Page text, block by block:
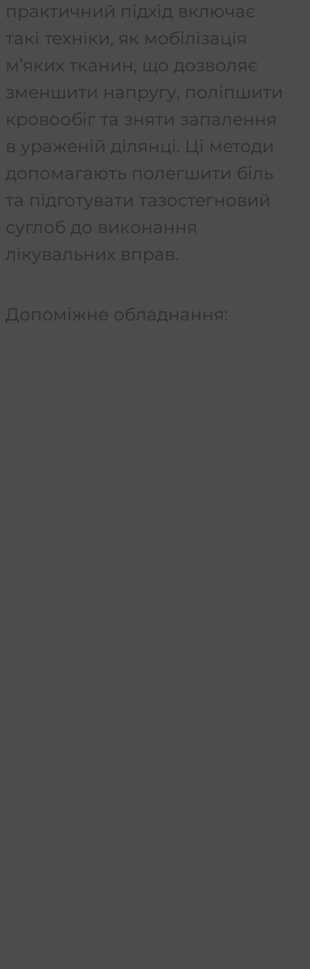
практичний підхід включає
такі техніки, як мобілізація
м’яких тканин, що дозволяє
зменшити напругу, поліпшити
кровообіг та зняти запалення
в ураженій ділянці. Ці методи
допомагають полегшити біль
та підготувати тазостегновий
суглоб до виконання
лікувальних вправ.
Допоміжне обладнання: